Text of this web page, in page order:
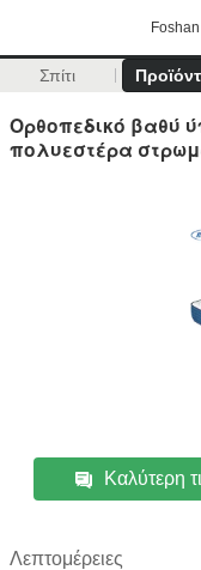
Σπίτι
Ορθοπεδικό βαθύ
πολυεστέρα
Καλύτερη
Λεπτομέρειες